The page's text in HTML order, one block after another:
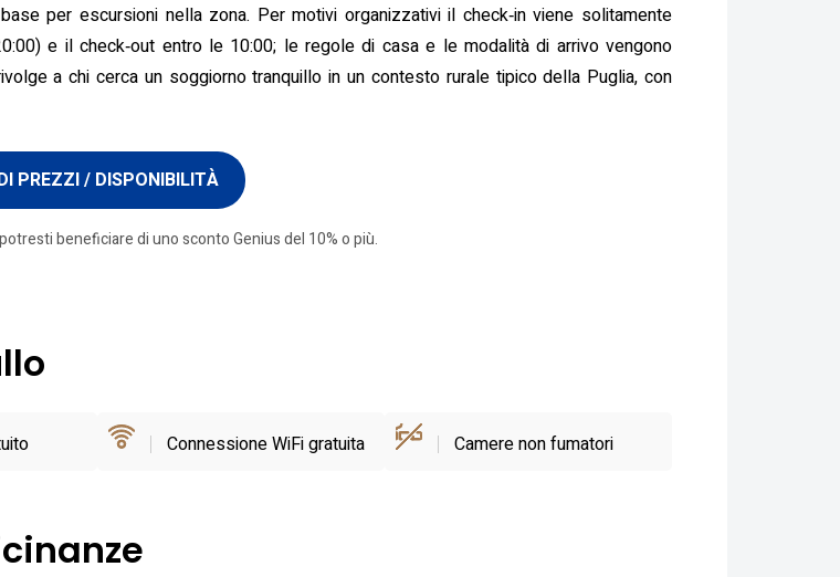
per escursioni nella zona. Per motivi organizzativi il check‑in viene solitamente
e il check‑out entro le 10:00; le regole di casa e le modalità di arrivo vengono
a chi cerca un soggiorno tranquillo in un contesto rurale tipico della Puglia, con
PREZZI / DISPONIBILITÀ
beneficiare di uno sconto Genius del 10% o più.
Connessione WiFi gratuita Camere non fumatori